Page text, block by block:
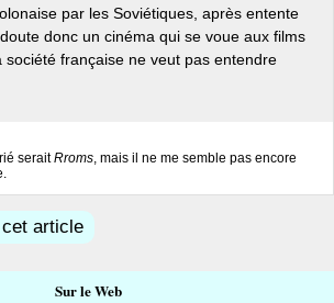
par les Soviétiques, après entente
donc un cinéma qui se voue aux films
société française ne veut pas entendre
seraitRroms , mais il ne me semble pas encore
article
Sur le Web